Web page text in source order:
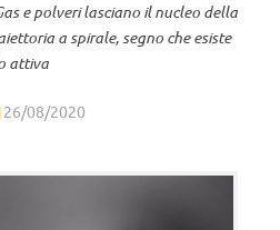
e polveri lasciano il nucleo della
a spirale, segno che esiste
attiva
26/08/2020